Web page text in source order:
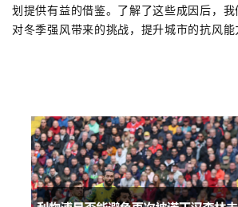
划提供有益的借鉴。了解了这些成因后，
对冬季强风带来的挑战，提升城市的抗风能